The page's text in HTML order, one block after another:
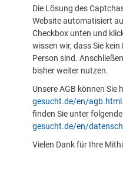
Die Lösung des
Website automatisiert
Checkbox unten und
wissen wir, dass Sie
Person sind.
bisher weiter nutzen.
Unsere AGB können Sie
gesucht.de/en/agb.html
finden Sie unter
gesucht.de/en/
Vielen Dank für Ihre